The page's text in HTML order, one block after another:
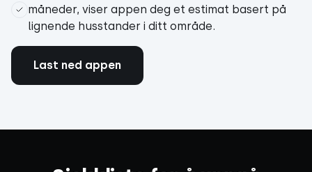
måneder, viser appen deg et estimat basert på
lignende husstander i ditt område.
Last ned appen